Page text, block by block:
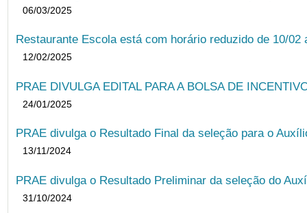
06/03/2025
Restaurante Escola está com horário reduzido de 10/
12/02/2025
PRAE DIVULGA EDITAL PARA A BOLSA DE
24/01/2025
PRAE divulga o Resultado Final da seleção para o
13/11/2024
PRAE divulga o Resultado Preliminar da seleção do
31/10/2024